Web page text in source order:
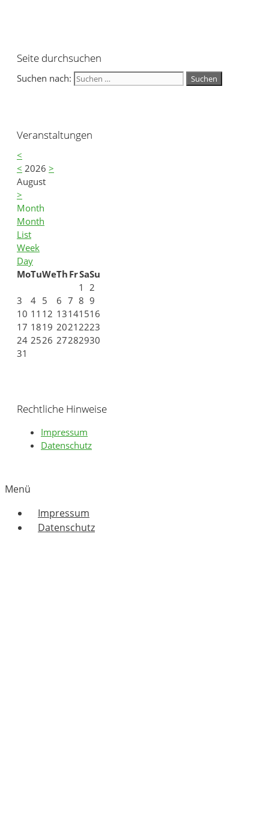
Seite durchsuchen
Suchen nach:
Veranstaltungen
<
< 2026 >
August
>
Month
Month
List
Week
Day
MoTuWeTh FrSaSu
1
2
3
4 5 6 7 8 9
10 11 12 13141516
17 1819 2021 2223
24 2526 27282930
31
Rechtliche Hinweise
Impressum
Datenschutz
Menü
Impressum
Datenschutz